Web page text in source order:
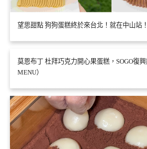
望思甜點 狗狗蛋糕終於來台北！就在中山站
莫恩布丁 杜拜巧克力開心果蛋糕，SOGO復
MENU）